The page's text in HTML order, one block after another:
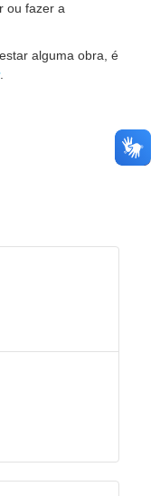
ou fazer a
alguma obra, é
.